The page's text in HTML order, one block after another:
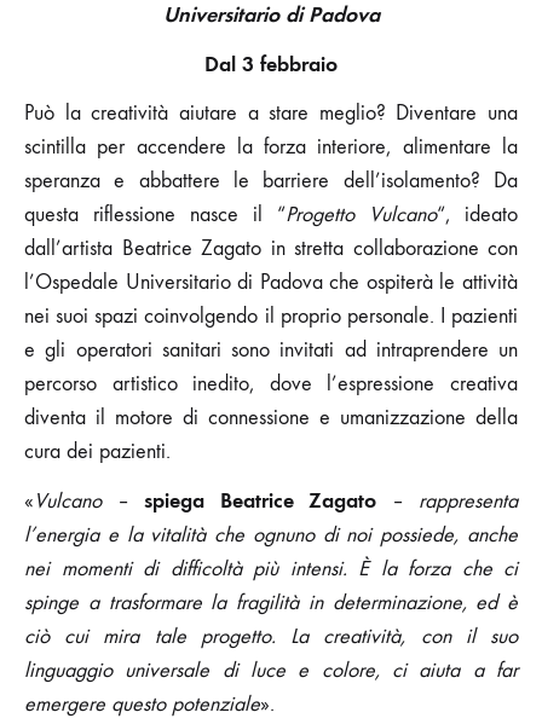
Universitario di Padova
Dal 3 febbraio
Può la creatività aiutare a stare meglio? Diventare una
scintilla per accendere la forza interiore, alimentare la
speranza e abbattere le barriere dell’isolamento? Da
questa riflessione nasce il “Progetto Vulcano“, ideato
dall’artista Beatrice Zagato in stretta collaborazione con
l’Ospedale Universitario di Padova che ospiterà le attività
nei suoi spazi coinvolgendo il proprio personale. I pazienti
e gli operatori sanitari sono invitati ad intraprendere un
percorso artistico inedito, dove l’espressione creativa
diventa il motore di connessione e umanizzazione della
cura dei pazienti.
«Vulcano– spiega Beatrice Zagato – rappresenta
l’energia e la vitalità che ognuno di noi possiede, anche
nei momenti di difficoltà più intensi. È la forza che ci
spinge a trasformare la fragilità in determinazione, ed è
ciò cui mira tale progetto. La creatività, con il suo
linguaggio universale di luce e colore, ci aiuta a far
emergere questo potenziale».